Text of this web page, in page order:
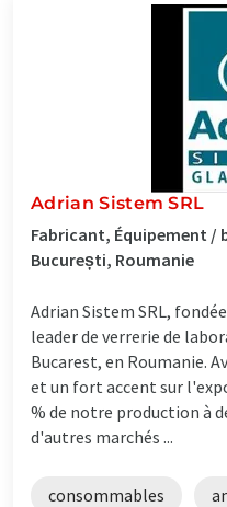
Adrian Sistem SRL
Fabricant, Équipement /
București, Roumanie
Adrian Sistem SRL,
leader de verrerie de
Bucarest, en Roumanie.
et un fort accent sur
% de notre production à
d'autres marchés ...
consommables